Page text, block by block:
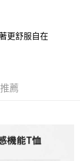
算日後寄送繳費提
。 讓您購物簡單
更舒服自在
薦